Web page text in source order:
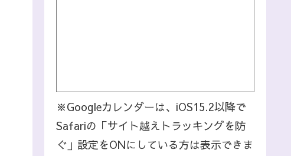
※Googleカレンダーは、iOS15.2以降で
Safariの「サイト越えトラッキングを防
ぐ」設定をONにしている方は表示できま